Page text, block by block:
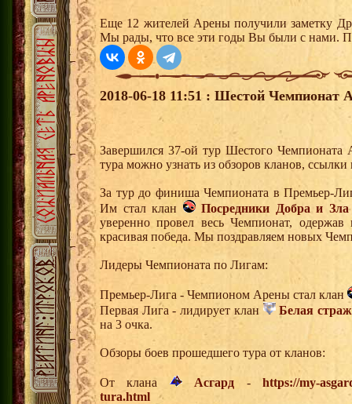
Еще 12 жителей Арены получили заметку
Мы рады, что все эти годы Вы были с нами.
2018-06-18 11:51 : Шестой Чемпионат
Завершился 37-ой тур Шестого
тура можно узнать из обзоров кланов,
За тур до финиша Чемпионата в Премьер-
Им стал клан
Посредники Добра и Зла
уверенно провел весь Чемпионат,
красивая победа. Мы поздравляем новых
Лидеры Чемпионата по Лигам:
Премьер-Лига - Чемпионом Арены стал клан
Первая Лига - лидирует клан
Белая
на 3 очка.
Обзоры боев прошедшего тура от кланов:
От клана Асгард -https://my-
tura.html